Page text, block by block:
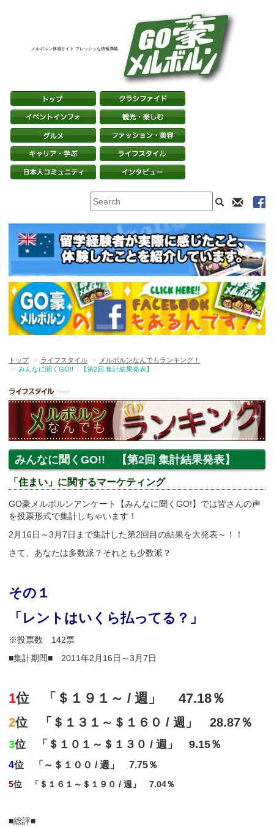
メルボルン体感サイト フレッシュな情報満載
トップ ライフスタイル
メルボルンなんでもランキング！
みんなに聞くGO!! 【第2回 集計結果発表】
みんなに聞くGO!! 【第2回 集計結果発表】
「住まい」に関するマーケティング
GO豪メルボルンアンケート【みんなに聞くGO!】では皆さんの声
を投票形式で集計しちゃいます！
2月16日～3月7日まで集計した第2回目の結果を大発表～！！
さて、あなたは多数派？それとも少数派？
その１
「レントはいくら払ってる？」
※投票数 142票
■集計期間■ 2011年2月16日～3月7日
1位 「＄１９１～ / 週」 47.18％
2位 「＄１３１～＄１６０ / 週」 28.87％
3位 「＄１０１～＄１３０ / 週」 9.15％
4位 「～＄１００ / 週」 7.75％
5位 「＄１６１～＄１９０ / 週」 7.04％
■総評■